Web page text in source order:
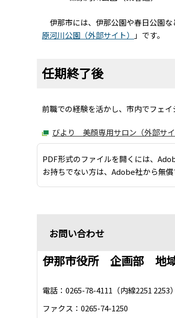
伊那市には、伊那公園や春日公園
原河川公園（外部サイト）
」です。
任期終了後
前職での経験を活かし、市内でフェイ
びより 美顔専用サロン（外部サイ
PDF形式のファイルを開くには、
お持ちでない方は、Adobe社から無償
お問い合わせ
伊那市役所 企画部 地
電話：0265-78-4111（内線2251 2253）
ファクス：0265-74-1250